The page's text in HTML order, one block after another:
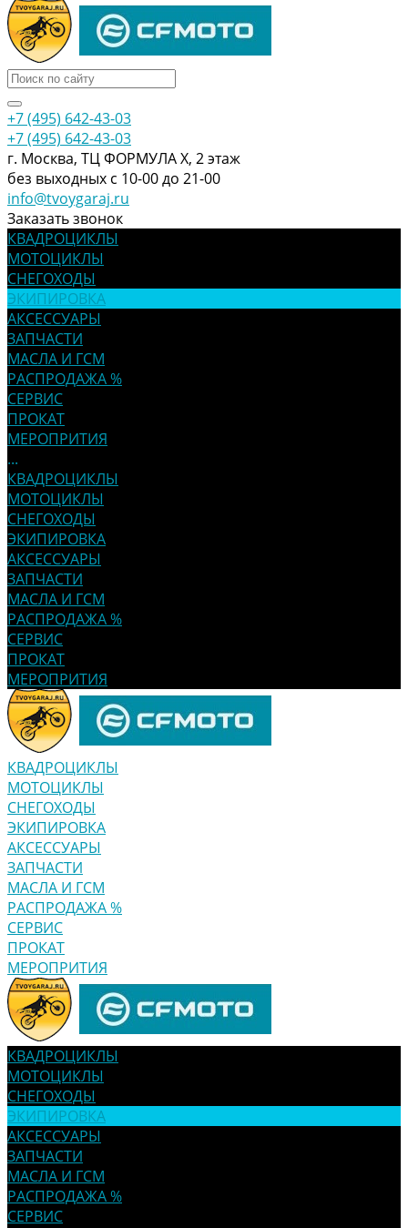
+7 (495) 642-43-03
+7 (495) 642-43-03
г. Москва, ТЦ ФОРМУЛА Х, 2 этаж
без выходных с 10-00 до 21-00
info@tvoygaraj.ru
Заказать звонок
КВАДРОЦИКЛЫ
МОТОЦИКЛЫ
СНЕГОХОДЫ
ЭКИПИРОВКА
АКСЕССУАРЫ
ЗАПЧАСТИ
МАСЛА И ГСМ
РАСПРОДАЖА %
СЕРВИС
ПРОКАТ
МЕРОПРИТИЯ
...
КВАДРОЦИКЛЫ
МОТОЦИКЛЫ
СНЕГОХОДЫ
ЭКИПИРОВКА
АКСЕССУАРЫ
ЗАПЧАСТИ
МАСЛА И ГСМ
РАСПРОДАЖА %
СЕРВИС
ПРОКАТ
МЕРОПРИТИЯ
КВАДРОЦИКЛЫ
МОТОЦИКЛЫ
СНЕГОХОДЫ
ЭКИПИРОВКА
АКСЕССУАРЫ
ЗАПЧАСТИ
МАСЛА И ГСМ
РАСПРОДАЖА %
СЕРВИС
ПРОКАТ
МЕРОПРИТИЯ
КВАДРОЦИКЛЫ
МОТОЦИКЛЫ
СНЕГОХОДЫ
ЭКИПИРОВКА
АКСЕССУАРЫ
ЗАПЧАСТИ
МАСЛА И ГСМ
РАСПРОДАЖА %
СЕРВИС